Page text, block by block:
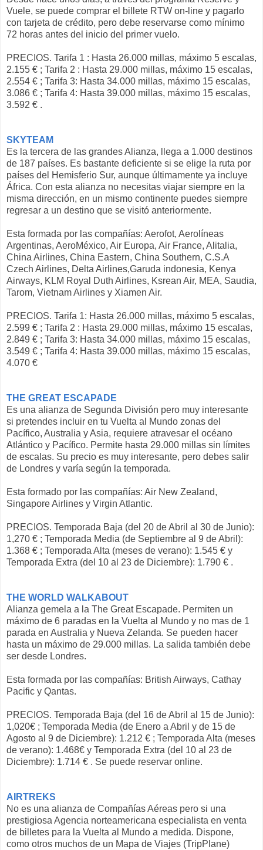
Vuele, se puede comprar el billete RTW on-line y pagarlo
con tarjeta de crédito, pero debe reservarse como mínimo
72 horas antes del inicio del primer vuelo.
PRECIOS. Tarifa 1 : Hasta 26.000 millas, máximo 5 escalas,
2.155 € ; Tarifa 2 : Hasta 29.000 millas, máximo 15 escalas,
2.554 € ; Tarifa 3: Hasta 34.000 millas, máximo 15 escalas,
3.086 € ; Tarifa 4: Hasta 39.000 millas, máximo 15 escalas,
3.592 € .
SKYTEAM
Es la tercera de las grandes Alianza, llega a 1.000 destinos
de 187 países. Es bastante deficiente si se elige la ruta por
países del Hemisferio Sur, aunque últimamente ya incluye
África. Con esta alianza no necesitas viajar siempre en la
misma dirección, en un mismo continente puedes siempre
regresar a un destino que se visitó anteriormente.
Esta formada por las compañías: Aerofot, Aerolíneas
Argentinas, AeroMéxico, Air Europa, Air France, Alitalia,
China Airlines, China Eastern, China Southern, C.S.A
Czech Airlines, Delta Airlines,Garuda indonesia, Kenya
Airways, KLM Royal Duth Airlines, Ksrean Air, MEA, Saudia,
Tarom, Vietnam Airlines y Xiamen Air.
PRECIOS. Tarifa 1: Hasta 26.000 millas, máximo 5 escalas,
2.599 € ; Tarifa 2 : Hasta 29.000 millas, máximo 15 escalas,
2.849 € ; Tarifa 3: Hasta 34.000 millas, máximo 15 escalas,
3.549 € ; Tarifa 4: Hasta 39.000 millas, máximo 15 escalas,
4.070 €
THE GREAT ESCAPADE
Es una alianza de Segunda División pero muy interesante
si pretendes incluir en tu Vuelta al Mundo zonas del
Pacífico, Australia y Asia, requiere atravesar el océano
Atlántico y Pacífico. Permite hasta 29.000 millas sin límites
de escalas. Su precio es muy interesante, pero debes salir
de Londres y varía según la temporada.
Esta formado por las compañías: Air New Zealand,
Singapore Airlines y Virgin Atlantic.
PRECIOS. Temporada Baja (del 20 de Abril al 30 de Junio):
1,270 € ; Temporada Media (de Septiembre al 9 de Abril):
1.368 € ; Temporada Alta (meses de verano): 1.545 € y
Temporada Extra (del 10 al 23 de Diciembre): 1.790 € .
THE WORLD WALKABOUT
Alianza gemela a la The Great Escapade. Permiten un
máximo de 6 paradas en la Vuelta al Mundo y no mas de 1
parada en Australia y Nueva Zelanda. Se pueden hacer
hasta un máximo de 29.000 millas. La salida también debe
ser desde Londres.
Esta formada por las compañías: British Airways, Cathay
Pacific y Qantas.
PRECIOS. Temporada Baja (del 16 de Abril al 15 de Junio):
1,020€ ; Temporada Media (de Enero a Abril y de 15 de
Agosto al 9 de Diciembre): 1.212 € ; Temporada Alta (meses
de verano): 1.468€ y Temporada Extra (del 10 al 23 de
Diciembre): 1.714 € . Se puede reservar online.
AIRTREKS
No es una alianza de Compañías Aéreas pero si una
prestigiosa Agencia norteamericana especialista en venta
de billetes para la Vuelta al Mundo a medida. Dispone,
como otros muchos de un Mapa de Viajes (TripPlane)